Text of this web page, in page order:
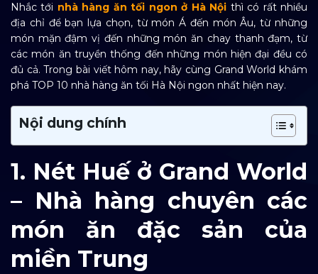
Nhắc tới nhà hàng ăn tối ngon ở Hà Nội thì có rất nhiều
địa chỉ để bạn lựa chọn, từ món Á đến món Âu, từ những
món mặn đậm vị đến những món ăn chay thanh đạm, từ
các món ăn truyền thống đến những món hiện đại đều có
đủ cả. Trong bài viết hôm nay, hãy cùng Grand World khám
phá TOP 10 nhà hàng ăn tối Hà Nội ngon nhất hiện nay.
Nội dung chính
1. Nét Huế ở Grand World
– Nhà hàng chuyên các
món ăn đặc sản của
miền Trung